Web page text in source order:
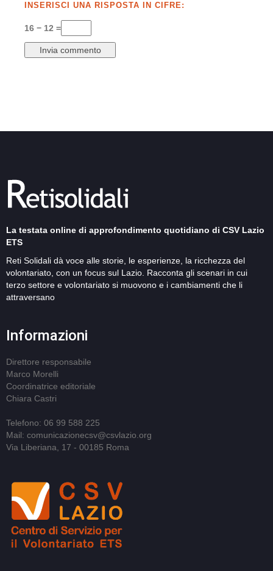
INSERISCI UNA RISPOSTA IN CIFRE:
16 − 12 =
La testata online di approfondimento quotidiano di CSV Lazio
ETS
Reti Solidali dà voce alle storie, le esperienze, la ricchezza del
volontariato, con un focus sul Lazio. Racconta gli scenari in cui
terzo settore e volontariato si muovono e i cambiamenti che li
attraversano
Informazioni
Direttore responsabile
Marco Morelli
Coordinatrice editoriale
Chiara Castri
Telefono: 06 99 588 225
Mail: comunicazionecsv@csvlazio.org
Via Liberiana, 17 - 00185 Roma